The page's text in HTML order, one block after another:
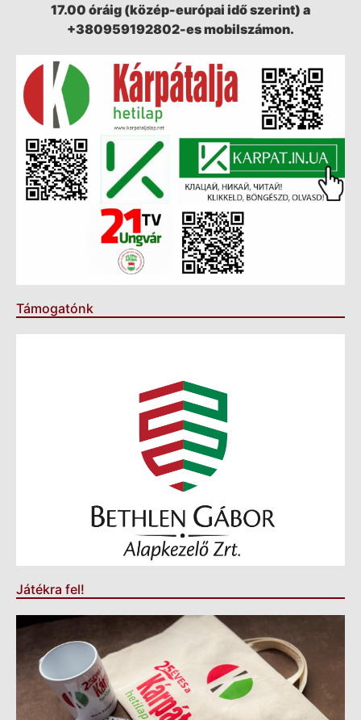
17.00 óráig (közép-európai idő szerint) a
+380959192802-es mobilszámon.
Támogatónk
Játékra fel!